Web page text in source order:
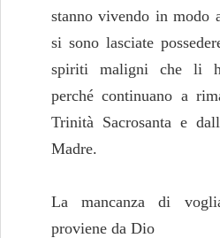
stanno vivendo in modo
si sono lasciate
spiriti maligni che li
perché continuano a
Trinità Sacrosanta e
Madre.
La mancanza di
proviene da Dio